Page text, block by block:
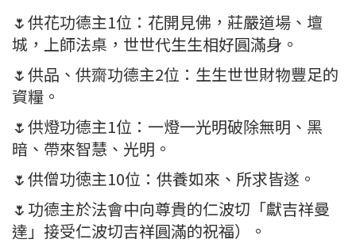
🌷供花功德主1位：花開見佛，莊嚴道場、壇
城，上師法桌，世世代生生相好圓滿身。
🌷供品、供齋功德主2位：生生世世財物豐足的
資糧。
🌷供燈功德主1位：一燈一光明破除無明、黑
暗、帶來智慧、光明。
🌷供僧功徳主10位：供養如來、所求皆遂。
🌷功德主於法會中向尊貴的仁波切「獻吉祥曼
達」接受仁波切吉祥圓滿的祝福）。